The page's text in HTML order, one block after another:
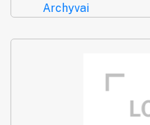
Archyvai